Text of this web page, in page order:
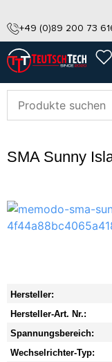
+49 (0)89 200 73
SMA Sunny
Hersteller:
Hersteller-Art. Nr.:
Spannungsbereich:
Wechselrichter-Typ: